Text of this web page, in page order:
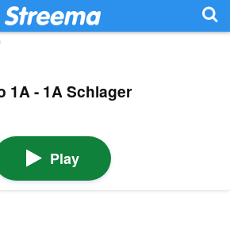
1A - 1A Schlager
Play